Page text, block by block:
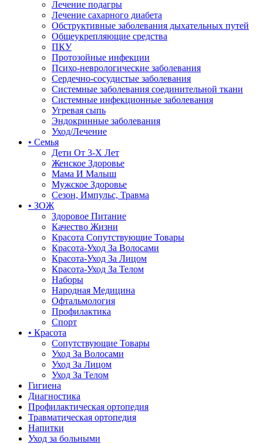
Лечение подагры
Лечение сахарного диабета
Обструктивные заболевания дыхательных путей
Общеукрепляющие средства
ПКУ
Протозойные инфекции
Психо-неврологические заболевания
Сердечно-сосудистые заболевания
Системные заболевания соединительной ткани
Системные инфекционные заболевания
Угревая сыпь
Эндокринные заболевания
Уход/Лечение
• Семья
Дети От 3-Х Лет
Женское Здоровье
Мама И Малыш
Мужское Здоровье
Сезон, Импульс, Травма
• ЗОЖ
Здоровое Питание
Качество Жизни
Красота Сопутствующие Товары
Красота-Уход За Волосами
Красота-Уход За Лицом
Красота-Уход За Телом
Наборы
Народная Медицина
Офтальмология
Профилактика
Спорт
• Красота
Сопутствующие Товары
Уход За Волосами
Уход За Лицом
Уход За Телом
Гигиена
Диагностика
Профилактическая ортопедия
Травматическая ортопедия
Напитки
Уход за больными